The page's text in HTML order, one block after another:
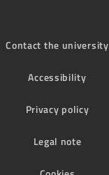
Contact the university
Accessibility
Privacy policy
Legal note